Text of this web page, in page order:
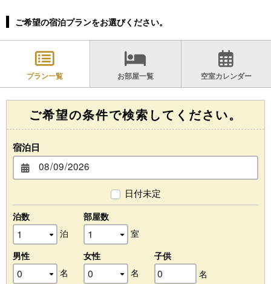
ご希望の宿泊プランをお選びください。
プラン一覧 お部屋一覧 空室カレンダー
ご希望の条件で検索してください。
宿泊日
日付未定
泊数
泊
部屋数
室
男性
名
女性
名
子供
名